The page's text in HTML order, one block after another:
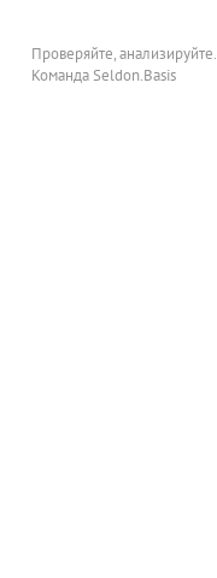
Проверяйте, анализируйте.
Команда Seldon.Basis